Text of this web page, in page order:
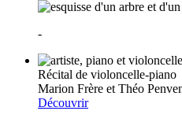
-
Récital de violoncelle-piano
Marion Frère et Théo
Découvrir